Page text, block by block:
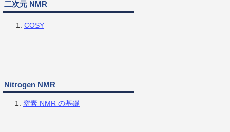
二次元 NMR
COSY
Nitrogen NMR
窒素 NMR の基礎